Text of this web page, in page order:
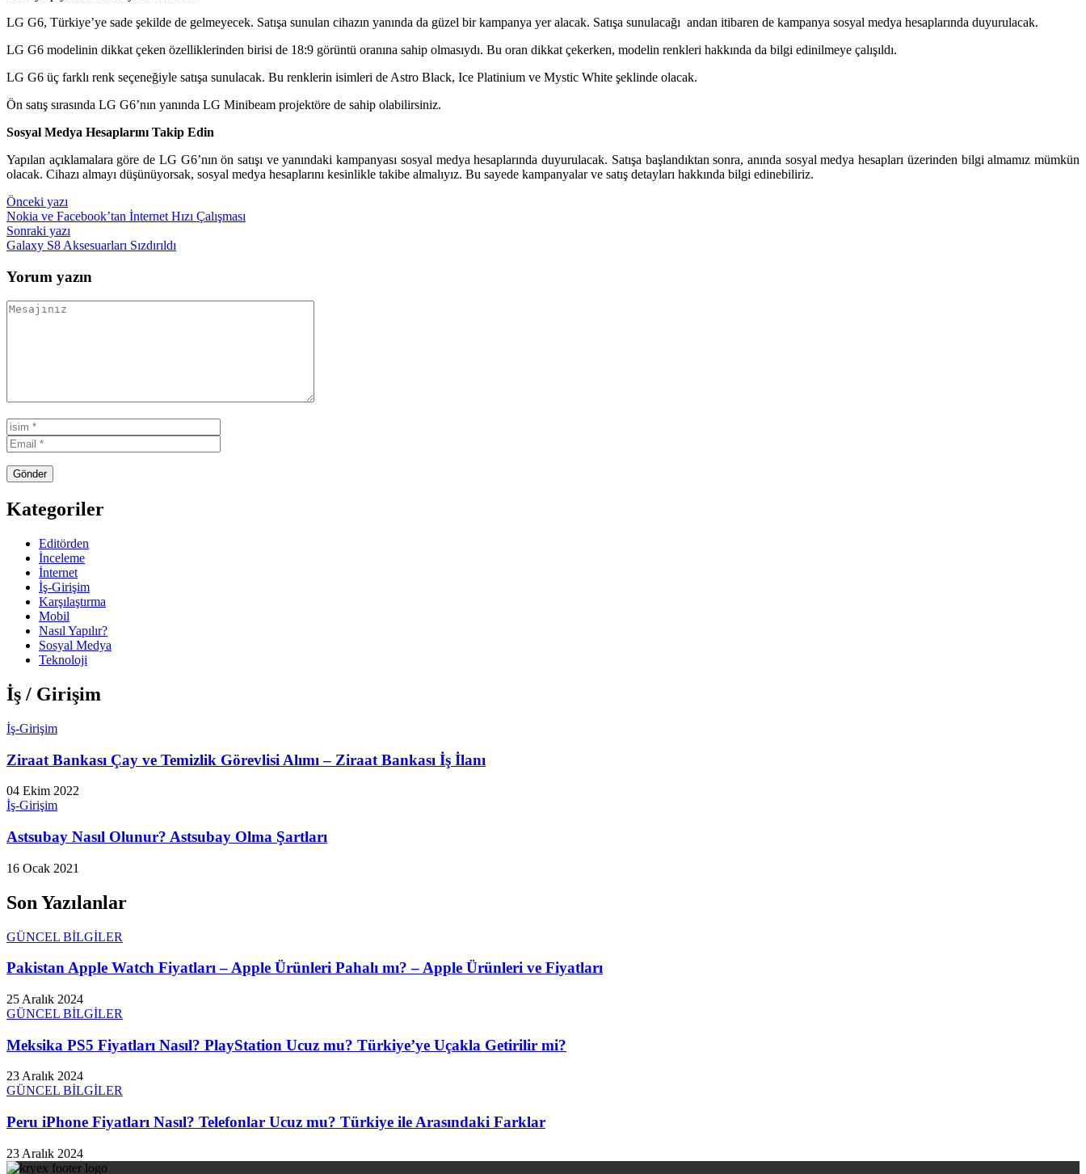
LG G6, Türkiye’ye sade şekilde de gelmeyecek. Satışa sunulan cihazın yanında da güzel bir kampanya yer alacak. Satışa sunulacağı andan itibaren de kampanya sosyal medya hesaplarında duyurulacak.
LG G6 modelinin dikkat çeken özelliklerinden birisi de 18:9 görüntü oranına sahip olmasıydı. Bu oran dikkat çekerken, modelin renkleri hakkında da bilgi edinilmeye çalışıldı.
LG G6 üç farklı renk seçeneğiyle satışa sunulacak. Bu renklerin isimleri de Astro Black, Ice Platinium ve Mystic White şeklinde olacak.
Ön satış sırasında LG G6’nın yanında LG Minibeam projektöre de sahip olabilirsiniz.
Sosyal Medya Hesaplarını Takip Edin
Yapılan açıklamalara göre de LG G6’nın ön satışı ve yanındaki kampanyası sosyal medya hesaplarında duyurulacak. Satışa başlandıktan sonra, anında sosyal medya hesapları üzerinden bilgi almamız mümkün
olacak. Cihazı almayı düşünüyorsak, sosyal medya hesaplarını kesinlikle takibe almalıyız. Bu sayede kampanyalar ve satış detayları hakkında bilgi edinebiliriz.
Yazı
gezinmesi
Önceki yazı
Nokia ve Facebook’tan İnternet Hızı Çalışması
Sonraki yazı
Galaxy S8 Aksesuarları Sızdırıldı
Yorum yazın
Kategoriler
Editörden
İnceleme
İnternet
İş-Girişim
Karşılaştırma
Mobil
Nasıl Yapılır?
Sosyal Medya
Teknoloji
İş / Girişim
İş-Girişim
Ziraat Bankası Çay ve Temizlik Görevlisi Alımı – Ziraat Bankası İş İlanı
04 Ekim 2022
İş-Girişim
Astsubay Nasıl Olunur? Astsubay Olma Şartları
16 Ocak 2021
Son Yazılanlar
GÜNCEL BİLGİLER
Pakistan Apple Watch Fiyatları – Apple Ürünleri Pahalı mı? – Apple Ürünleri ve Fiyatları
25 Aralık 2024
GÜNCEL BİLGİLER
Meksika PS5 Fiyatları Nasıl? PlayStation Ucuz mu? Türkiye’ye Uçakla Getirilir mi?
23 Aralık 2024
GÜNCEL BİLGİLER
Peru iPhone Fiyatları Nasıl? Telefonlar Ucuz mu? Türkiye ile Arasındaki Farklar
23 Aralık 2024